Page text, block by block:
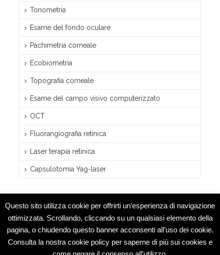
Tonometria
Esame del fondo oculare
Pachimetria corneale
Ecobiometria
Topografia corneale
Esame del campo visivo computerizzato
OCT
Fluorangiografia retinica
Laser terapia retinica
Capsulotomia Yag-laser
Studio Medico Montesarchio © 2015 -
Specialisti
Questo sito utilizza cookie per offrirti un’esperienza di navigazione
ottimizzata. Scrollando, cliccando su un qualsiasi elemento della
pagina, o chiudendo questo banner acconsenti all’uso dei cookie.
Consulta la nostra cookie policy per saperne di più sui cookies e